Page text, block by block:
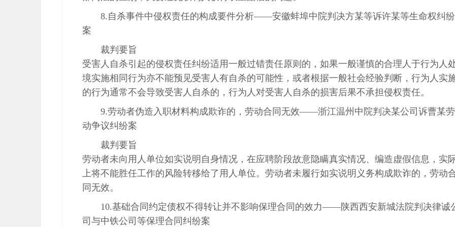
8.自杀事件中侵权责任的构成要件分析——安徽蚌埠中院判决方某等诉许某等生命权纠纷
案
裁判要旨
受害人自杀引起的侵权责任纠纷适用一般过错责任原则的，如果一般谨慎的合理人于行为人
境实施相同行为亦不能预见受害人有自杀的可能性，或者根据一般社会经验判断，行为人实
的行为通常不会导致受害人自杀的，行为人对受害人自杀的损害后果不承担侵权责任。
9.劳动者伪造入职材料构成欺诈的，劳动合同无效——浙江温州中院判决某公司诉曹某劳
动争议纠纷案
裁判要旨
劳动者未向用人单位如实说明自身情况，在应聘阶段故意隐瞒真实情况、编造虚假信息，实
上将不能胜任工作的风险转移给了用人单位。劳动者未履行如实说明义务构成欺诈的，劳动
同无效。
10.基础合同约定债权不得转让并不影响保理合同的效力——陕西西安新城法院判决律诚
司与中铁公司等保理合同纠纷案